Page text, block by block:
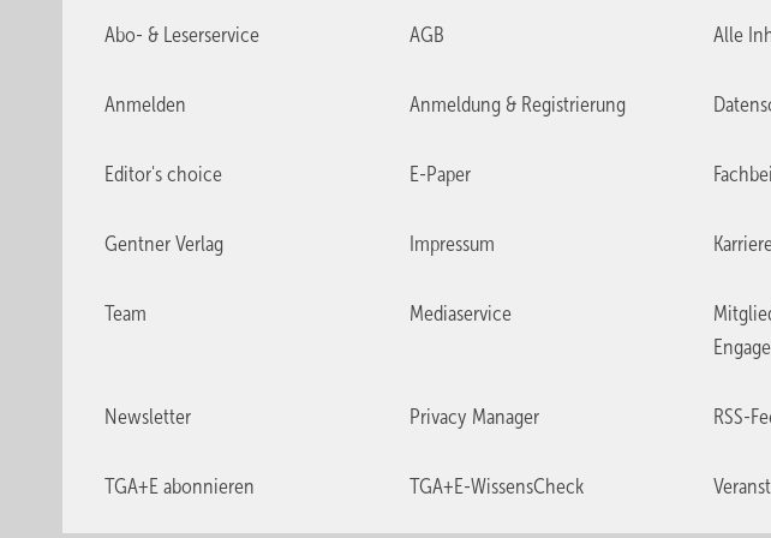
zum Einsatz.
Hydromodulen als Inneneinheiten, in denen die Wärmeenergie vom Kältemittel auf
übertragen wird. Beide Kaskaden versorgen je nach Temperaturanforderung
Pufferspeicher für Kälte.
Abo- & Leserservice AGB Alle
Anmelden Anmeldung & Registrierung
Editor's choice E-Paper
Gentner Verlag Impressum
Team Mediaservice
Newsletter Privacy Manager RSS-
TGA+E abonnieren TGA+E-WissensCheck